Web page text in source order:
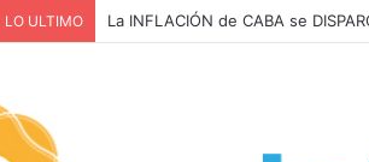
LO ULTIMO La INFLACIÓN de CABA se